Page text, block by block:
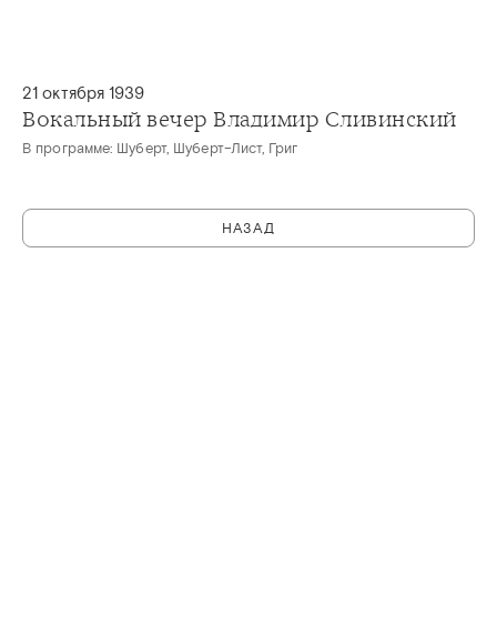
21 октября 1939
Вокальный вечер Владимир Сливинский
В программе: Шуберт, Шуберт–Лист, Григ
НАЗАД